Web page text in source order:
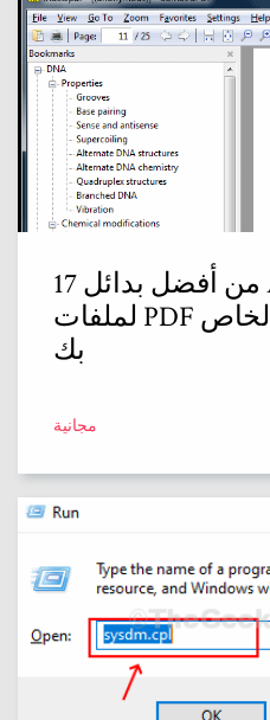
17 من أفضل بدائل Adobe Acrobat
لملفات PDF لجهاز الكمبيوتر الخاص
بك
مجانية